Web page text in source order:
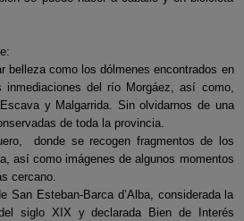
belleza como los dólmenes encontrados en
del río Morgáez, así como,
y Malgarrida. Sin olvidarnos de una
de toda la provincia.
donde se recogen fragmentos de los
así como imágenes de algunos momentos
cercano.
San Esteban-Barca d’Alba, considerada la
siglo XIX y declarada Bien de Interés